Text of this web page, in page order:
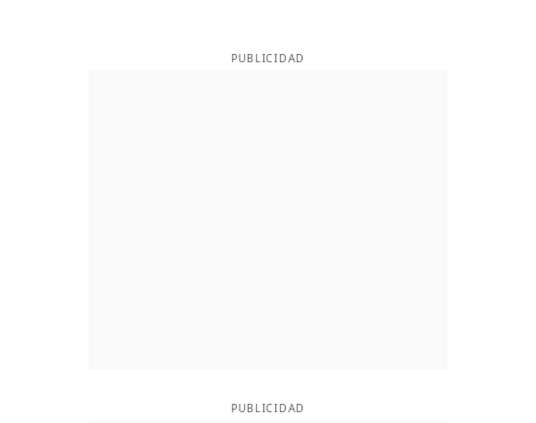
PUBLICIDAD
PUBLICIDAD